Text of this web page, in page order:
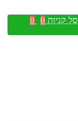
סל קניות 0
0